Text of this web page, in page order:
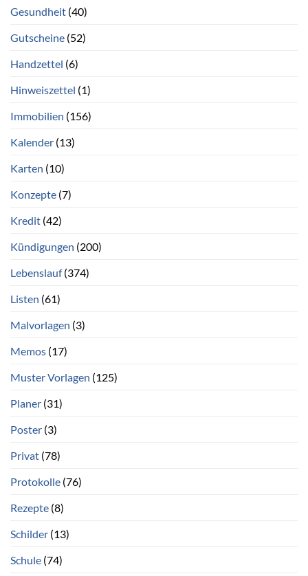
Gesundheit (40)
Gutscheine (52)
Handzettel (6)
Hinweiszettel (1)
Immobilien (156)
Kalender (13)
Karten (10)
Konzepte (7)
Kredit (42)
Kündigungen (200)
Lebenslauf(374)
Listen (61)
Malvorlagen (3)
Memos (17)
Muster Vorlagen (125)
Planer (31)
Poster (3)
Privat (78)
Protokolle (76)
Rezepte (8)
Schilder (13)
Schule (74)